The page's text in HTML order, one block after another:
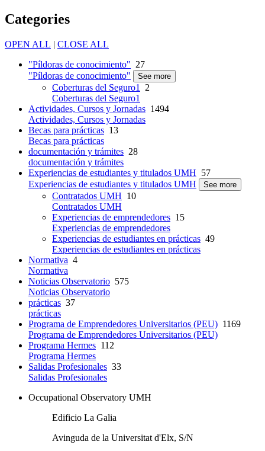
Categories
OPEN ALL | CLOSE ALL
"Píldoras de conocimiento" 27
"Píldoras de conocimiento"
See more
Coberturas del Seguro1
2
Coberturas del Seguro1
Actividades, Cursos y Jornadas 1494
Actividades, Cursos y Jornadas
Becas para prácticas 13
Becas para prácticas
documentación y trámites 28
documentación y trámites
Experiencias de estudiantes y titulados UMH 57
Experiencias de estudiantes y titulados UMH
See more
Contratados UMH 10
Contratados UMH
Experiencias de emprendedores 15
Experiencias de emprendedores
Experiencias de estudiantes en prácticas 49
Experiencias de estudiantes en prácticas
Normativa 4
Normativa
Noticias Observatorio 575
Noticias Observatorio
prácticas 37
prácticas
Programa de Emprendedores Universitarios (PEU) 1169
Programa de Emprendedores Universitarios (PEU)
Programa Hermes 112
Programa Hermes
Salidas Profesionales 33
Salidas Profesionales
Occupational Observatory UMH
Edificio La Galia
Avinguda de la Universitat d'Elx, S/N